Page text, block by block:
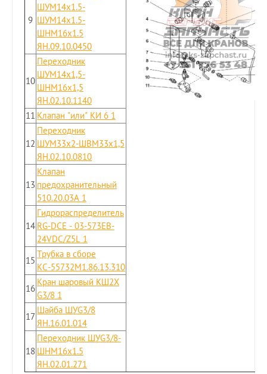
9
ШУМ14x1.5-
ШУМ14x1.5-
ШНМ16x1.5
ЯН.09.10.0450
10
Переходник
ШУМ14x1,5-
ШНМ16x1,5
ЯН.02.10.1140
11 Клапан "или" КИ 6 1
12
Переходник
ШУМ33x2-ШВМ33x1,5
ЯН.02.10.0810
13
Клапан
предохранительный
510.20.03А 1
14
Гидрораспределитель
RG-DCE - 03-573EB-
24VDC/Z5L 1
15
Трубка в сборе
КС-55732М1.86.13.310
16
Кран шаровый КШ2X
G3/8 1
17
Шайба ШУG3/8
ЯН.16.01.014
18
Переходник ШУG3/8-
ШНМ16x1.5
ЯН.02.01.271